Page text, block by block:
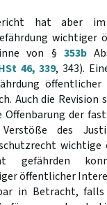
hat aber im
wichtiger
von § 353b
46, 339, 343).
öffentlicher
Auch die
Offenbarung der
Verstöße des
wichtige
gefährden
öffentlicher
in Betracht, falls